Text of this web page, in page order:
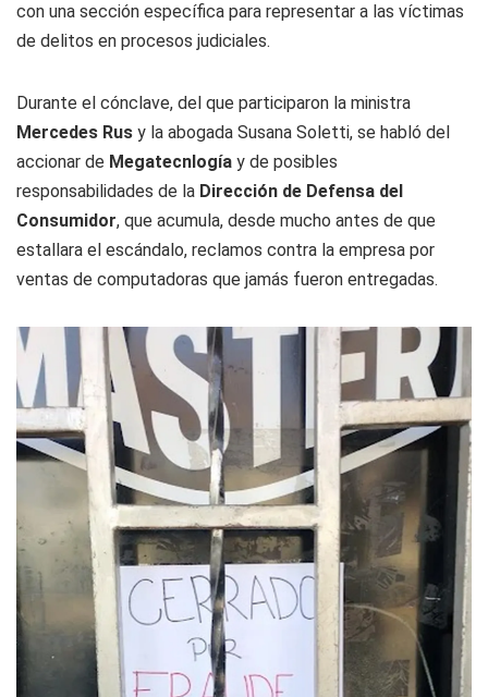
con una sección específica para representar a las víctimas
de delitos en procesos judiciales.
Durante el cónclave, del que participaron la ministra
Mercedes Rus y la abogada Susana Soletti, se habló del
accionar de Megatecnlogía y de posibles
responsabilidades de la Dirección de Defensa del
Consumidor, que acumula, desde mucho antes de que
estallara el escándalo, reclamos contra la empresa por
ventas de computadoras que jamás fueron entregadas.